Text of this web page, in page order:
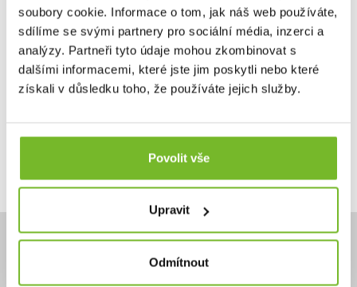
soubory cookie. Informace o tom, jak náš web používáte,
sdílíme se svými partnery pro sociální média, inzerci a
analýzy. Partneři tyto údaje mohou zkombinovat s
dalšími informacemi, které jste jim poskytli nebo které
získali v důsledku toho, že používáte jejich služby.
Povolit vše
Upravit
Odmítnout
1 290 Kč
Skladem: posledních 18 ks